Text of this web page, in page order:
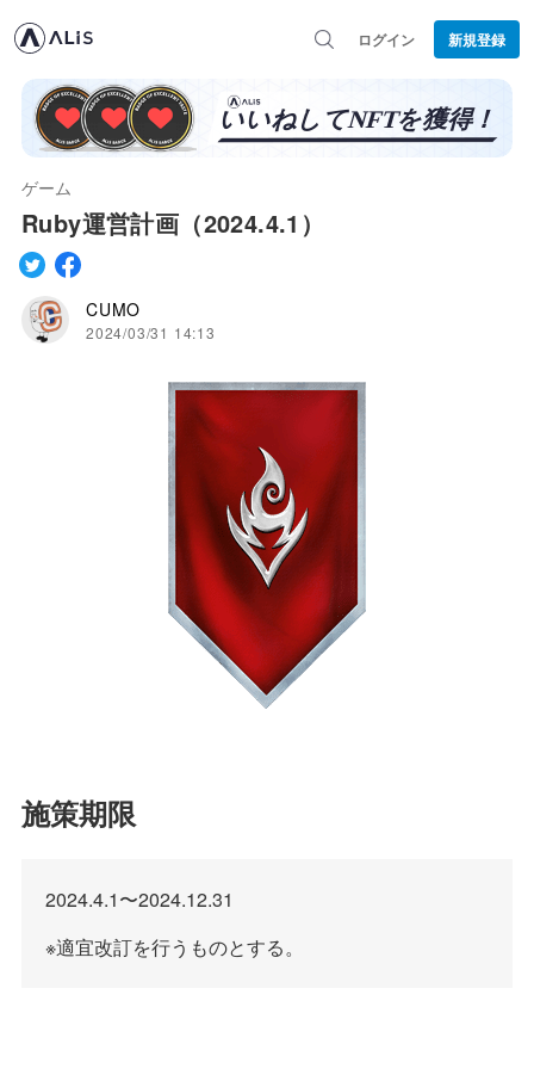
ログイン 新規登録
ゲーム
Ruby運営計画（2024.4.1）
CUMO
2024/03/31 14:13
施策期限
2024.4.1〜2024.12.31
※適宜改訂を行うものとする。